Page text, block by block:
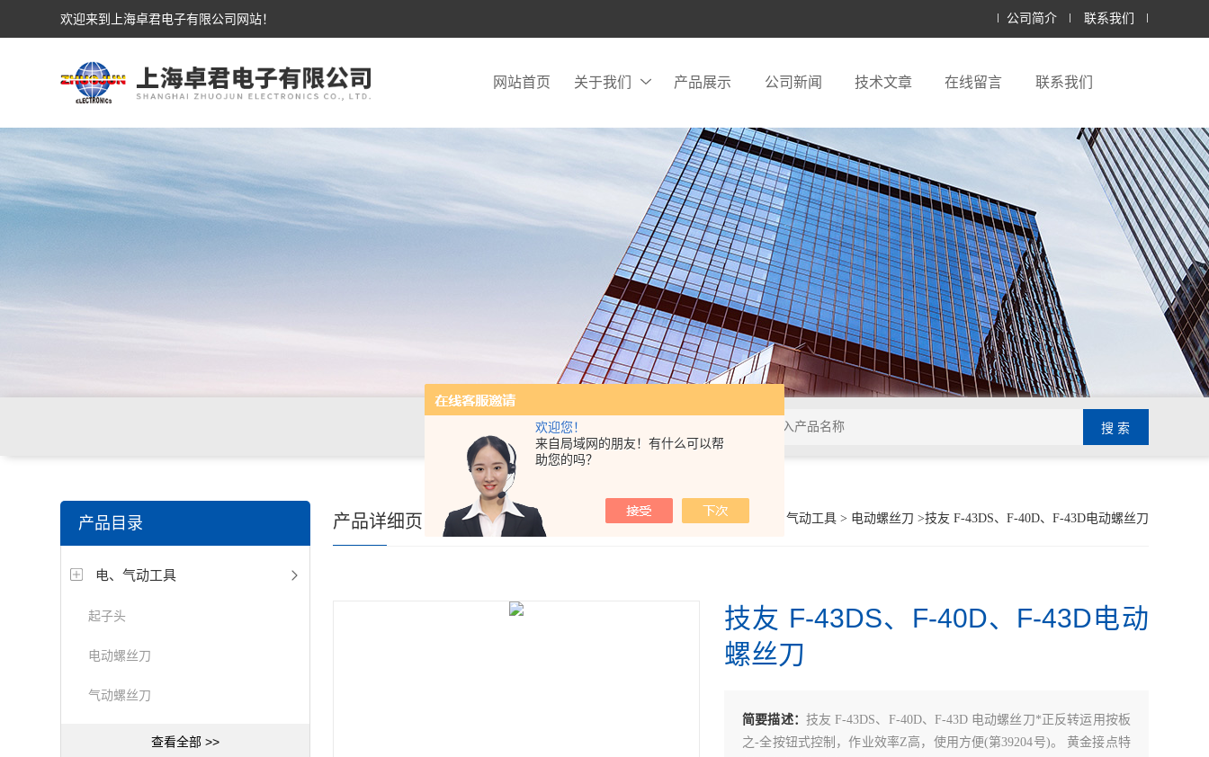
欢迎您！
来自局域网的朋友！有什么可以帮
助您的吗？
欢迎来到上海卓君电子有限公司网站！ 公司简介 联系我们
网站首页 关于我们 产品展示 公司新闻 技术文章 在线留言 联系我们
产品目录
电、气动工具
起子头
电动螺丝刀
气动螺丝刀
查看全部 >>
你的位置： 产品展示 电、气动工具> 电动螺丝刀 >技友 F-43DS、F-40D、F-43D电动螺丝刀
产品详细页
技友 F-43DS、F-40D、F-43D电动
螺丝刀
简要描述： 技友 F-43DS、F-40D、F-43D 电动螺丝刀*正反转运用按板
之-全按钮式控制，作业效率Z高，使用方便(第39204号)。 黄金接点特